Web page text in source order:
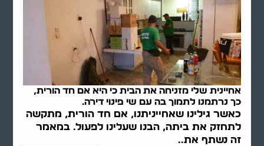
אחיינית שלי מזניחה את הבית כי היא אם חד הורית,
כך נרתמנו לתמוך בה עם שי פינוי דירה.
כאשר גילינו שאחייניתנו, אם חד הורית, מתקשה
לתחזק את ביתה, הבנו שעלינו לפעול. במאמר
זה נשתף את..